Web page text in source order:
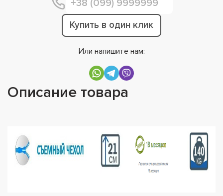
Купить в один клик
Или напишите нам:
Описание товара